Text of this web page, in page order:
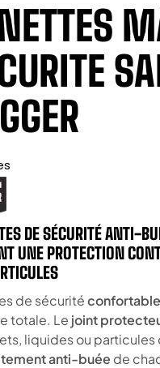
DE SÉCURITÉ ANTI-
UNE PROTECTION
de sécurité
totale. Le joint
liquides ou particules
anti-buée de